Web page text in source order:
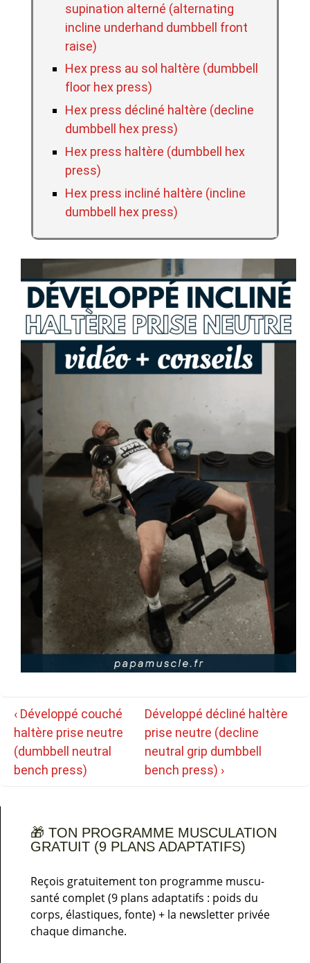
supination alterné (alternating
incline underhand dumbbell front
raise)
Hex press au sol haltère (dumbbell
floor hex press)
Hex press décliné haltère (decline
dumbbell hex press)
Hex press haltère (dumbbell hex
press)
Hex press incliné haltère (incline
dumbbell hex press)
Navigation
de
l’article
Previous
Post
is
‹ Développé couché
haltère prise neutre
(dumbbell neutral
bench press)
Next
Post
is
Développé décliné haltère
prise neutre (decline
neutral grip dumbbell
bench press) ›
🎁 TON PROGRAMME MUSCULATION
GRATUIT (9 PLANS ADAPTATIFS)
Reçois gratuitement ton programme muscu-
santé complet (9 plans adaptatifs : poids du
corps, élastiques, fonte) + la newsletter privée
chaque dimanche.